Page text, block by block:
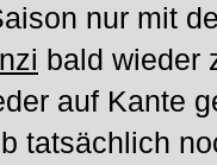
nur mit
bald wieder
auf Kante
tatsächlich